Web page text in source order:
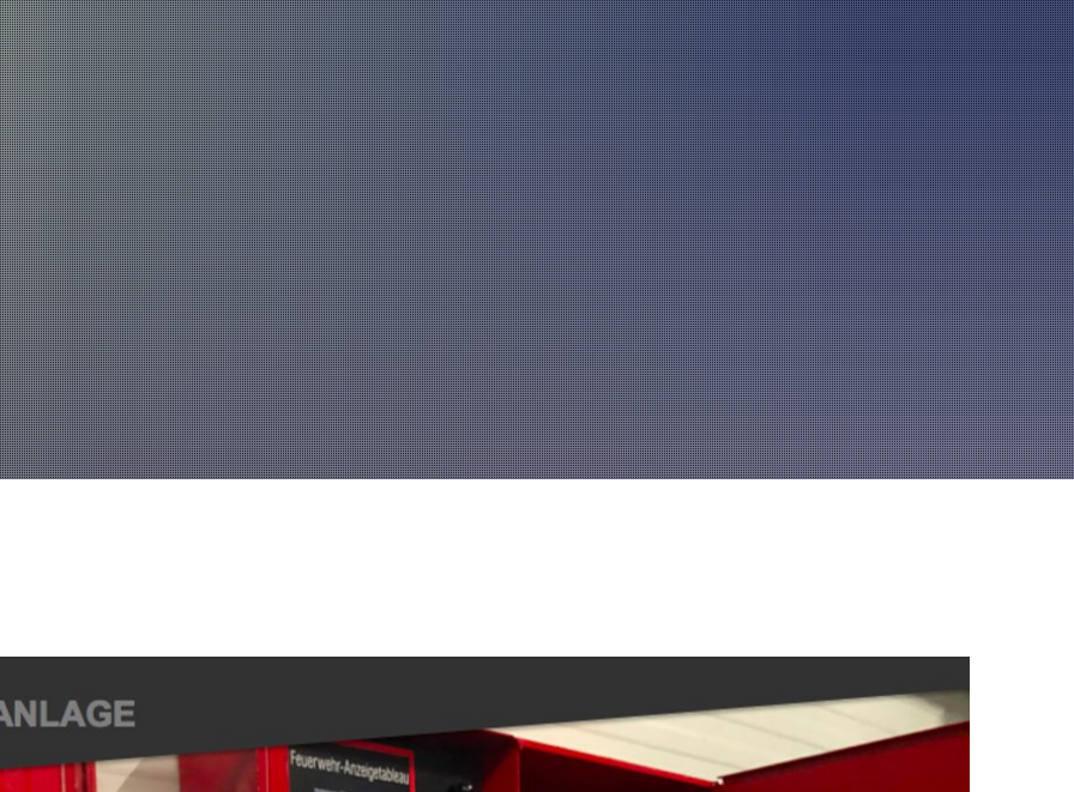
Über uns
Führung und Organisation
Fachgebiete und Funktionsträger
Mannschaft
Fahrzeuge und Technik Jugend Spielmannszug Mitglied werden A A A